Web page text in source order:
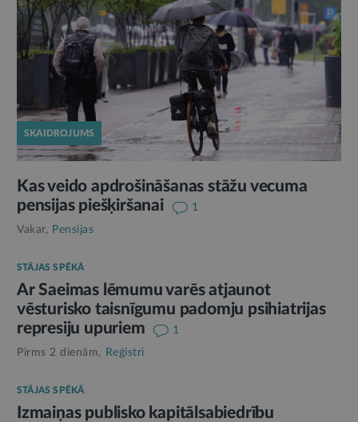
SKAIDROJUMS
Kas veido apdrošināšanas stāžu vecuma
pensijas piešķiršanai
1
Vakar, Pensijas
STĀJAS SPĒKĀ
Ar Saeimas lēmumu varēs atjaunot
vēsturisko taisnīgumu padomju psihiatrijas
represiju upuriem
1
Pirms 2 dienām,
Reģistri
STĀJAS SPĒKĀ
Izmaiņas publisko kapitālsabiedrību